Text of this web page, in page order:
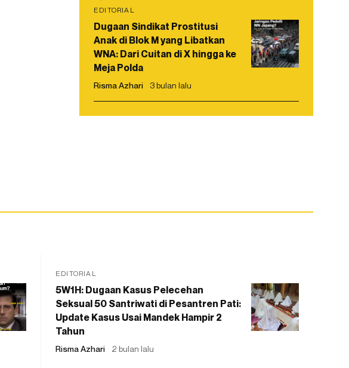
EDITORIAL
Dugaan Sindikat Prostitusi
Anak di Blok M yang Libatkan
WNA: Dari Cuitan di X hingga ke
Meja Polda
Risma Azhari 3 bulan lalu
EDITORIAL
5W1H: Dugaan Kasus Pelecehan
Seksual 50 Santriwati di Pesantren Pati:
Update Kasus Usai Mandek Hampir 2
Tahun
Risma Azhari 2 bulan lalu